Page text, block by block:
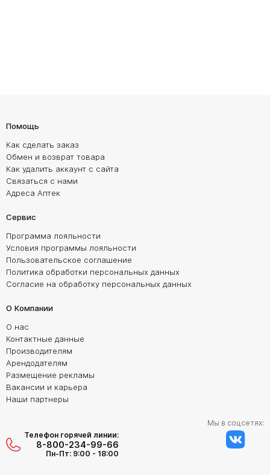
Помощь
Как сделать заказ
Обмен и возврат товара
Как удалить аккаунт с сайта
Связаться с нами
Адреса Аптек
Сервис
Программа лояльности
Условия программы лояльности
Пользовательское соглашение
Политика обработки персональных данных
Согласие на обработку персональных данных
О Компании
О нас
Контактные данные
Производителям
Арендодателям
Размещение рекламы
Вакансии и карьера
Наши партнеры
Телефон горячей линии:
8-800-234-99-66
Пн-Пт: 9:00 - 18:00
Мы в соцсетях: